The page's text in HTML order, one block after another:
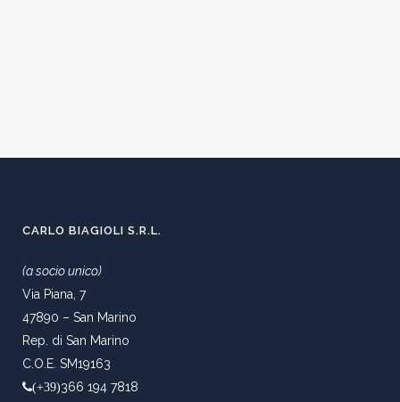
CARLO BIAGIOLI S.R.L.
(a socio unico)
Via Piana, 7
47890 – San Marino
Rep. di San Marino
C.O.E. SM19163
(+39)366 194 7818